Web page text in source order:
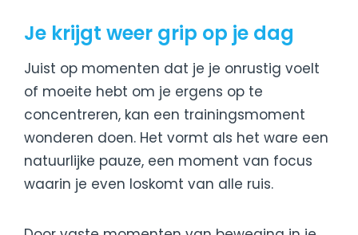
Je krijgt weer grip op je dag
Juist op momenten dat je je onrustig voelt
of moeite hebt om je ergens op te
concentreren, kan een trainingsmoment
wonderen doen. Het vormt als het ware een
natuurlijke pauze, een moment van focus
waarin je even loskomt van alle ruis.